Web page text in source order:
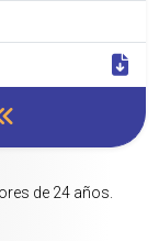
de 24 años.